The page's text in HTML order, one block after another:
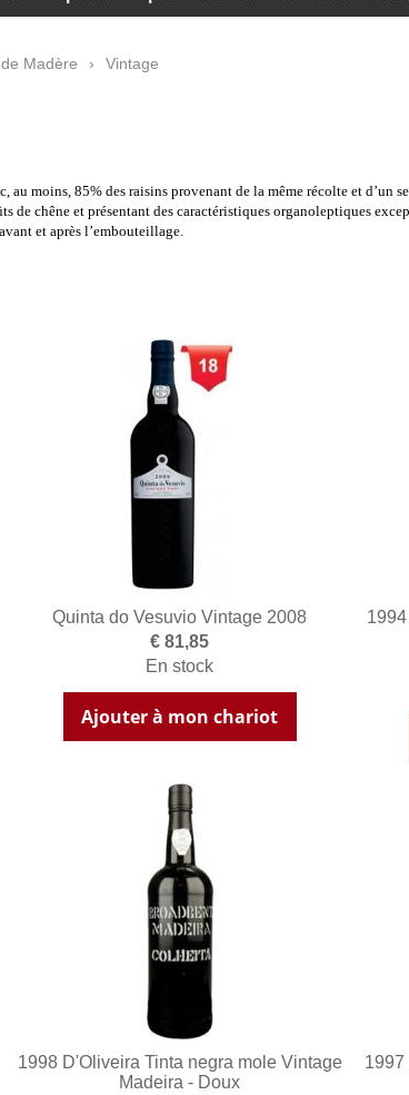
Madère › Vintage
au moins, 85% des raisins provenant de la même récolte et d’un
de chêne et présentant des caractéristiques organoleptiques
et après l’embouteillage.
Quinta do Vesuvio Vintage 2008
€ 81,85
En stock
Ajouter à mon chariot
1998 D'Oliveira Tinta negra mole Vintage
Madeira - Doux
1997